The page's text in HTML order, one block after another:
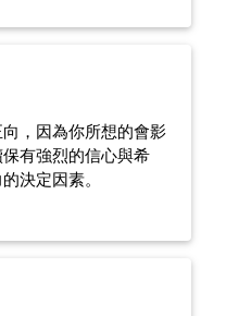
，因為你所想的會影
有強烈的信心與希
決定因素。